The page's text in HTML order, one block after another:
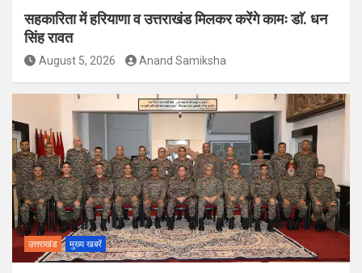
सहकारिता में हरियाणा व उत्तराखंड मिलकर करेंगे कामः डाॅ. धन
सिंह रावत
August 5, 2026 Anand Samiksha
उत्तराखंड मुख्य खबरें